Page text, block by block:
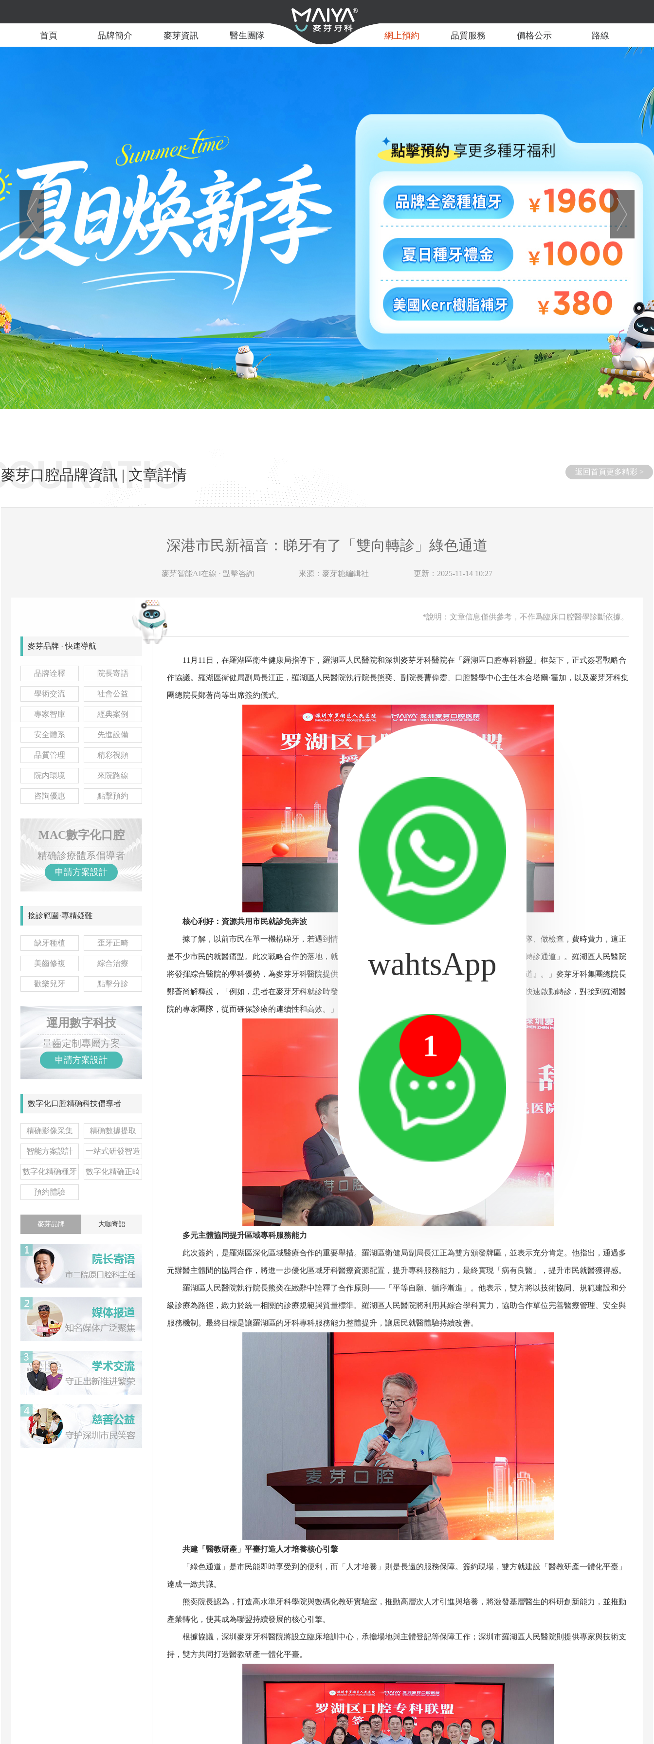
首頁 品牌簡介 麥芽資訊 醫生團隊 網上預約 品質服務 價格公示 路線
麥芽口腔品牌資訊 | 文章詳情 返回首頁更多精彩 >
深港市民新福音：睇牙有了「雙向轉診」綠色通道
麥芽智能AI在線 · 點擊咨詢 來源：麥芽糖編輯社 更新：2025-11-14 10:27
麥芽品牌 · 快速導航
品牌诠釋 院長寄語
學術交流 社會公益
專家智庫 經典案例
安全體系 先進設備
品質管理 精彩視頻
院内環境 來院路線
咨詢優惠 點擊預約
MAC數字化口腔
精确診療體系倡導者
申請方案設計
接診範圍·專精疑難
缺牙種植 歪牙正畸
美齒修複 綜合治療
歡樂兒牙 點擊分診
運用數字科技
量齒定制專屬方案
申請方案設計
數字化口腔精确科技倡導者
精确影像采集 精确數據提取
智能方案設計 一站式研發智造
數字化精确種牙 數字化精确正畸
預約體驗
麥芽品牌 大咖寄語
*說明：文章信息僅供參考，不作爲臨床口腔醫學診斷依據。
11月11日，在羅湖區衛生健康局指導下，羅湖區人民醫院和深圳麥芽牙科醫院在「羅湖區口腔專科聯盟」框架下，正式簽署戰略合
作協議。羅湖區衛健局副局長江正，羅湖區人民醫院執行院長熊奕、副院長曹偉靈、口腔醫學中心主任木合塔爾·霍加，以及麥芽牙科集
團總院長鄭蒼尚等出席簽約儀式。
核心利好：資源共用市民就診免奔波
據了解，以前市民在單一機構睇牙，若遇到情況複雜，往往需要自行前往綜合性大醫院重新掛號、排隊、做檢查，費時費力，這正
是不少市民的就醫痛點。此次戰略合作的落地，就是為了解決此類「痛點」。據介紹，聯盟將建立「雙向轉診通道」。羅湖區人民醫院
將發揮綜合醫院的學科優勢，為麥芽牙科醫院提供多維度的檢驗、影像等資源共用。「這是一個『綠色通道』。」麥芽牙科集團總院長
鄭蒼尚解釋說，「例如，患者在麥芽牙科就診時發現了需要多學科介入的情況，我們可以通過聯盟機制，快速啟動轉診，對接到羅湖醫
院的專家團隊，從而確保診療的連續性和高效。」
多元主體協同提升區域專科服務能力
此次簽約，是羅湖區深化區域醫療合作的重要舉措。羅湖區衛健局副局長江正為雙方頒發牌匾，並表示充分肯定。他指出，通過多
元辦醫主體間的協同合作，將進一步優化區域牙科醫療資源配置，提升專科服務能力，最終實現「病有良醫」，提升市民就醫獲得感。
羅湖區人民醫院執行院長熊奕在緻辭中詮釋了合作原則——「平等自願、循序漸進」。他表示，雙方將以技術協同、規範建設和分
級診療為路徑，緻力於統一相關的診療規範與質量標準。羅湖區人民醫院將利用其綜合學科實力，協助合作單位完善醫療管理、安全與
服務機制。最終目標是讓羅湖區的牙科專科服務能力整體提升，讓居民就醫體驗持續改善。
共建「醫教研產」平臺打造人才培養核心引擎
「綠色通道」是市民能即時享受到的便利，而「人才培養」則是長遠的服務保障。簽約現場，雙方就建設「醫教研產一體化平臺」
達成一緻共識。
熊奕院長認為，打造高水準牙科學院與數碼化教研實驗室，推動高層次人才引進與培養，將激發基層醫生的科研創新能力，並推動
產業轉化，使其成為聯盟持續發展的核心引擎。
根據協議，深圳麥芽牙科醫院將設立臨床培訓中心，承擔場地與主體登記等保障工作；深圳市羅湖區人民醫院則提供專家與技術支
持，雙方共同打造醫教研產一體化平臺。
wahtsApp
1